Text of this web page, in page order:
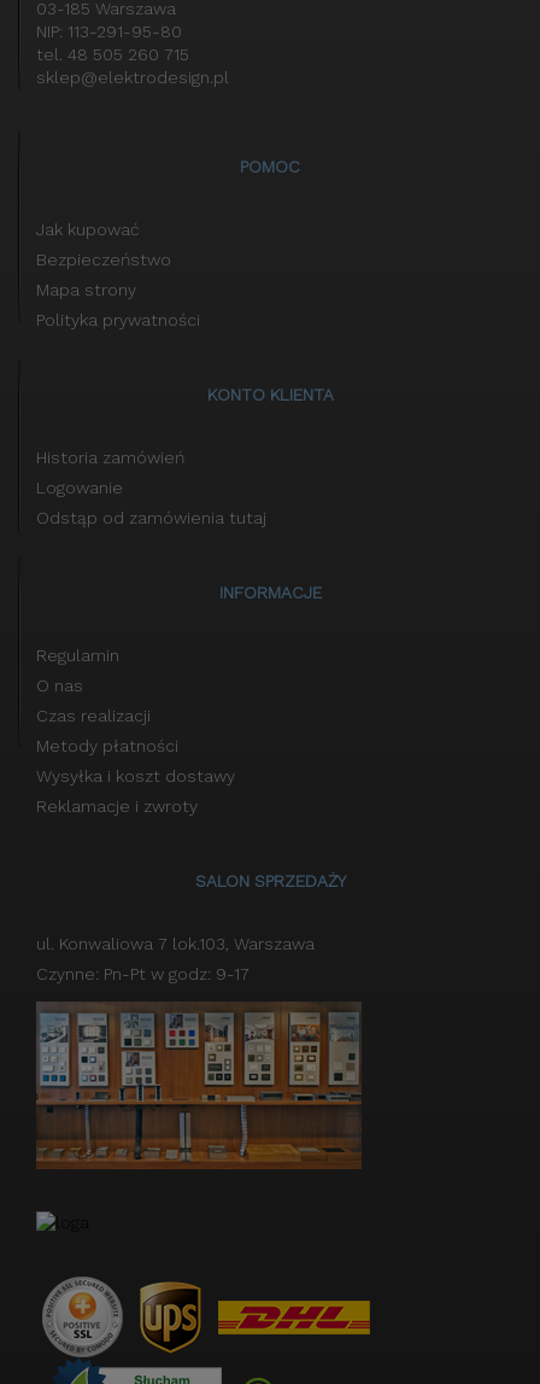
03-185 Warszawa
NIP: 113-291-95-80
tel. 48 505 260 715
sklep@elektrodesign.pl
POMOC
Jak kupować
Bezpieczeństwo
Mapa strony
Polityka prywatności
KONTO KLIENTA
Historia zamówień
Logowanie
Odstąp od zamówienia tutaj
INFORMACJE
Regulamin
O nas
Czas realizacji
Metody płatności
Wysyłka i koszt dostawy
Reklamacje i zwroty
SALON SPRZEDAŻY
ul. Konwaliowa 7 lok.103, Warszawa
Czynne: Pn-Pt w godz: 9-17